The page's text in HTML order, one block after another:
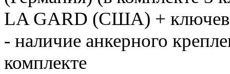
LA GARD (США) +
- наличие анкерного
комплекте